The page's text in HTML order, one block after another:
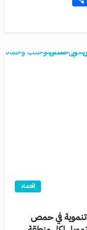
اقتصاد
تنموية في حمص